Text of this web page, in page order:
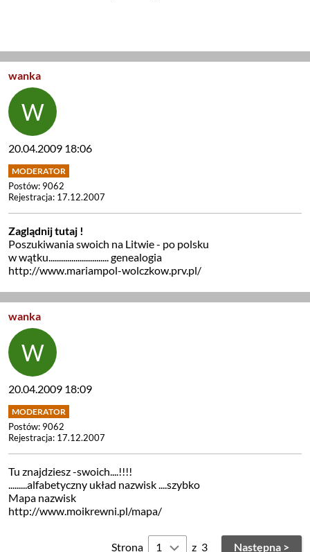
wanka
20.04.2009 18:06
Postów: 9062
Rejestracja: 17.12.2007
Zaglądnij tutaj !
Poszukiwania swoich na Litwie - po polsku
w wątku............................. genealogia
http://www.mariampol-wolczkow.prv.pl/
wanka
20.04.2009 18:09
Postów: 9062
Rejestracja: 17.12.2007
Tu znajdziesz -swoich....!!!!
.........alfabetyczny układ nazwisk ....szybko
Mapa nazwisk
http://www.moikrewni.pl/mapa/
Strona z 3 Następna >